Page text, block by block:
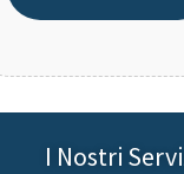
I Nostri